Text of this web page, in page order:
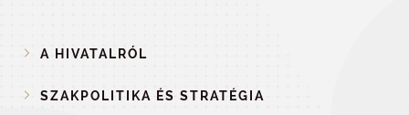
A HIVATALRÓL
SZAKPOLITIKA ÉS STRATÉGIA